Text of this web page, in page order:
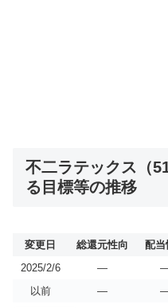
不二ラテックス（
る目標等の推移
変更日 総還元性向 配当
2025/2/6
―
以前
―